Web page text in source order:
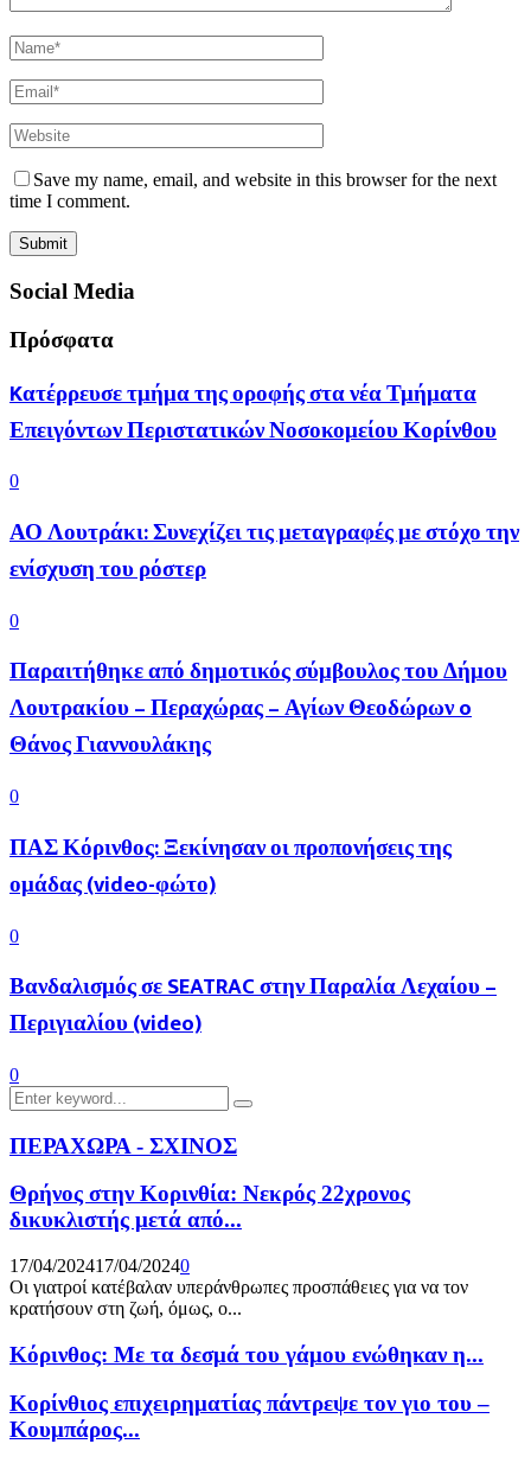
Save my name, email, and website in this browser for the next
time I comment.
Social Media
Πρόσφατα
Kατέρρευσε τμήμα της οροφής στα νέα Τμήματα
Επειγόντων Περιστατικών Νοσοκομείου Κορίνθου
0
ΑΟ Λουτράκι: Συνεχίζει τις μεταγραφές με στόχο την
ενίσχυση του ρόστερ
0
Παραιτήθηκε από δημοτικός σύμβουλος του Δήμου
Λουτρακίου – Περαχώρας – Αγίων Θεοδώρων o
Θάνος Γιαννουλάκης
0
ΠΑΣ Κόρινθος: Ξεκίνησαν οι προπονήσεις της
ομάδας (video-φώτο)
0
Βανδαλισμός σε SEATRAC στην Παραλία Λεχαίου –
Περιγιαλίου (video)
0
Search
for:
Search
ΠΕΡΑΧΩΡΑ - ΣΧΙΝΟΣ
Θρήνος στην Κορινθία: Νεκρός 22χρονος
δικυκλιστής μετά από...
17/04/202417/04/20240
Οι γιατροί κατέβαλαν υπεράνθρωπες προσπάθειες για να τον
κρατήσουν στη ζωή, όμως, ο...
Κόρινθος: Με τα δεσμά του γάμου ενώθηκαν η...
Κορίνθιος επιχειρηματίας πάντρεψε τον γιο του –
Κουμπάρος...